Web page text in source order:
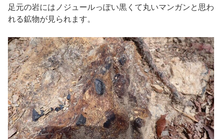
足元の岩にはノジュールっぽい黒くて丸いマンガンと思わ
れる鉱物が見られます。